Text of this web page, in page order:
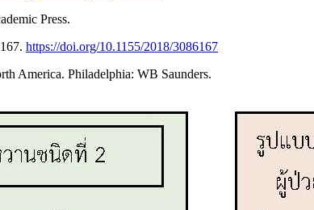
Press.
https://doi.org/10.1155/2018/3086167
America. Philadelphia: WB Saunders.